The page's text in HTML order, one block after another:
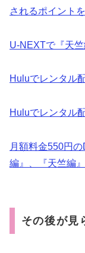
されるポイント
U-NEXTで『天
Huluでレンタル
Huluでレンタル
月額料金550円
編』、『天竺編
その後が見